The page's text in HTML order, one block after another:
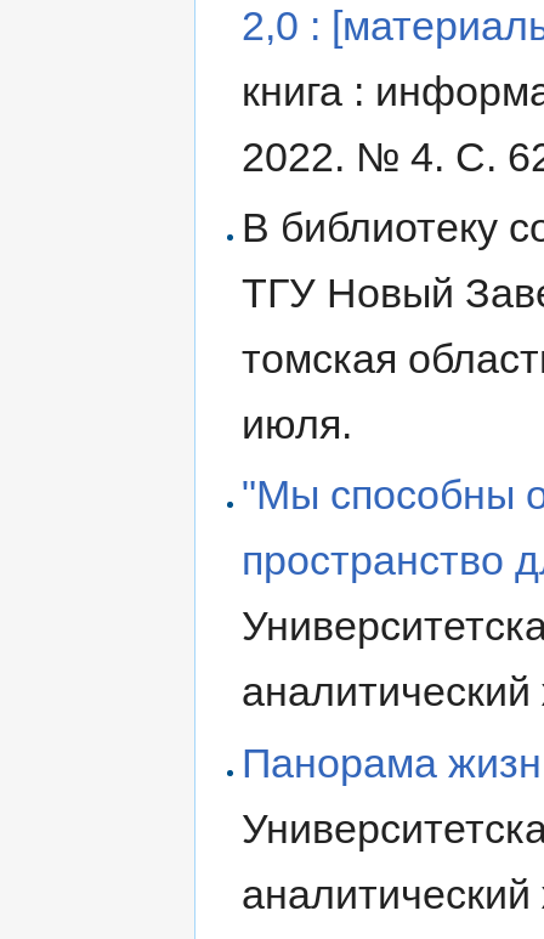
2,0 :
книга :
2022. № 4. С.
В библиотеку
ТГУ Новый
томская
июля.
"Мы способны
пространство
Панорама